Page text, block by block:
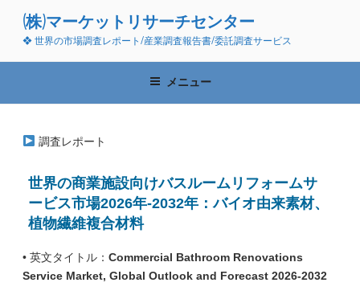
ン
(株)マーケットリサーチセンター
❖ 世界の市場調査レポート/産業調査報告書/委託調査サービス
メニュー
調査レポート
世界の商業施設向けバスルームリフォームサ
ービス市場2026年-2032年：バイオ由来素材、
植物繊維複合材料
• 英文タイトル： Commercial Bathroom Renovations
Service Market, Global Outlook and Forecast 2026-2032